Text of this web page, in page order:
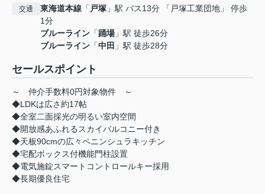
交通 東海道本線 「 戸塚 」駅 バス13分 「戸塚工業団地」 停歩
1分
ブルーライン 「踊場」駅 徒歩26分
ブルーライン 「中田 」駅 徒歩28分
セールスポイント
～ 仲介手数料0円対象物件 ～
◆LDKは広さ約17帖
◆全室二面採光の明るい室内空間
◆開放感あふれるスカイバルコニー付き
◆天板90cmの広々ペニンシュラキッチン
◆宅配ボックス付機能門柱設置
◆電気施錠スマートコントロールキー採用
◆長期優良住宅